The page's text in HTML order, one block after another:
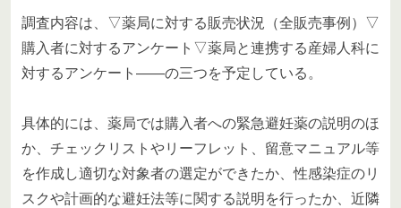
調査内容は、▽薬局に対する販売状況（全販売事例）▽
購入者に対するアンケート▽薬局と連携する産婦人科に
対するアンケート――の三つを予定している。
具体的には、薬局では購入者への緊急避妊薬の説明のほ
か、チェックリストやリーフレット、留意マニュアル等
を作成し適切な対象者の選定ができたか、性感染症のリ
スクや計画的な避妊法等に関する説明を行ったか、近隣